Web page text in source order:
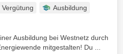
Ausbildung
Ausbildung bei Westnetz durch
mitgestalten! Du ...